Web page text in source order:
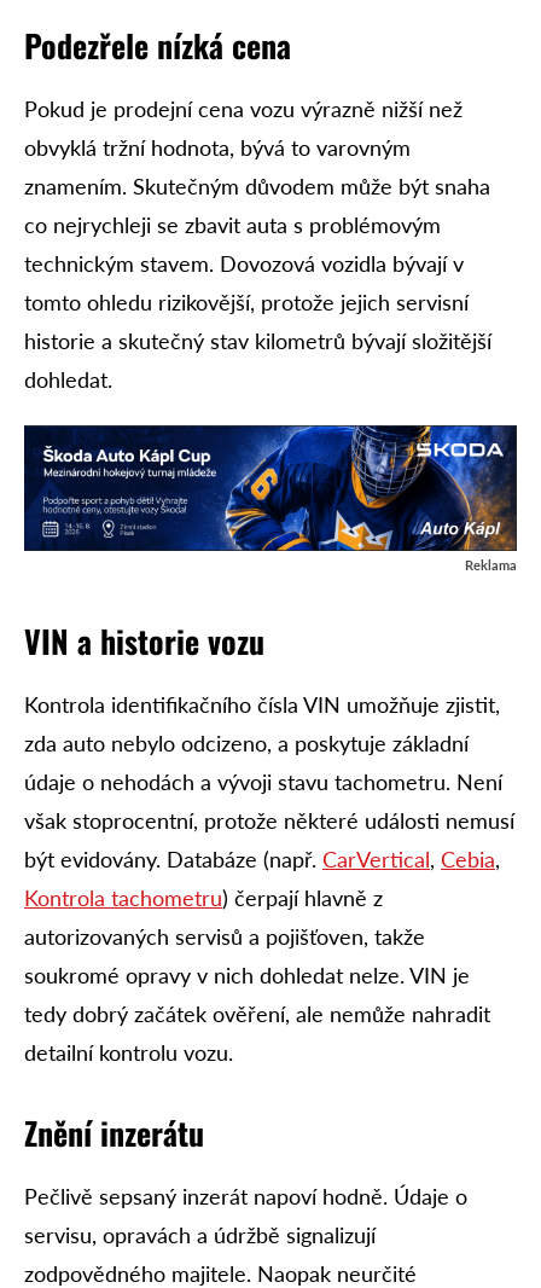
Podezřele nízká cena
Pokud je prodejní cena vozu výrazně nižší než
obvyklá tržní hodnota, bývá to varovným
znamením. Skutečným důvodem může být snaha
co nejrychleji se zbavit auta s problémovým
technickým stavem. Dovozová vozidla bývají v
tomto ohledu rizikovější, protože jejich servisní
historie a skutečný stav kilometrů bývají složitější
dohledat.
Reklama
VIN a historie vozu
Kontrola identifikačního čísla VIN umožňuje zjistit,
zda auto nebylo odcizeno, a poskytuje základní
údaje o nehodách a vývoji stavu tachometru. Není
však stoprocentní, protože některé události nemusí
být evidovány. Databáze (např. CarVertical, Cebia,
Kontrola tachometru) čerpají hlavně z
autorizovaných servisů a pojišťoven, takže
soukromé opravy v nich dohledat nelze. VIN je
tedy dobrý začátek ověření, ale nemůže nahradit
detailní kontrolu vozu.
Znění inzerátu
Pečlivě sepsaný inzerát napoví hodně. Údaje o
servisu, opravách a údržbě signalizují
zodpovědného majitele. Naopak neurčité